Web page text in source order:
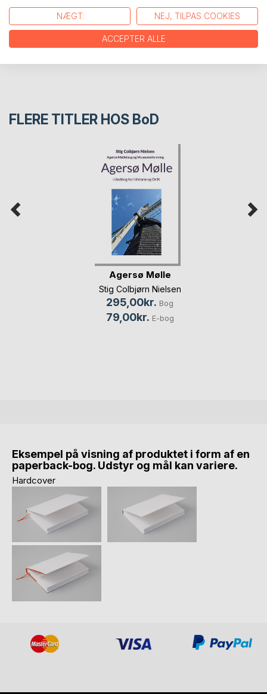
PRESSEN SKRIVER
FLERE TITLER HOS BoD
Agersø Mølle
Stig Colbjørn Nielsen
295,00kr. Bog
79,00kr. E-bog
Eksempel på visning af produktet i form af en
paperback-bog. Udstyr og mål kan variere.
Hardcover
NÆGT NEJ, TILPAS COOKIES
ACCEPTER ALLE